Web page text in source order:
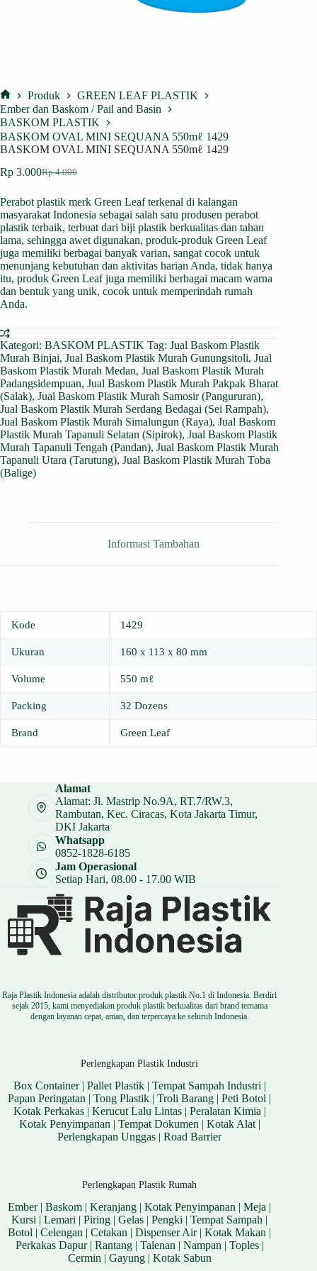
Home
Produk
GREEN LEAF PLASTIK
Ember dan Baskom / Pail and Basin
BASKOM PLASTIK
BASKOM OVAL MINI SEQUANA 550mℓ 1429
BASKOM OVAL MINI SEQUANA 550mℓ 1429
Rp4.000
Harga
adalah:
Rp 4.000.
Rp 3.000Harga
ini
adalah:
Rp 3.000.
Perabot plastik merk Green Leaf terkenal di kalangan
masyarakat Indonesia sebagai salah satu produsen perabot
plastik terbaik, terbuat dari biji plastik berkualitas dan tahan
lama, sehingga awet digunakan, produk-produk Green Leaf
juga memiliki berbagai banyak varian, sangat cocok untuk
menunjang kebutuhan dan aktivitas harian Anda, tidak hanya
itu, produk Green Leaf juga memiliki berbagai macam warna
dan bentuk yang unik, cocok untuk memperindah rumah
Anda.
Kategori: BASKOM PLASTIK Tag: Jual Baskom Plastik
Murah Binjai, Jual Baskom Plastik Murah Gunungsitoli, Jual
Baskom Plastik Murah Medan, Jual Baskom Plastik Murah
Padangsidempuan, Jual Baskom Plastik Murah Pakpak Bharat
(Salak), Jual Baskom Plastik Murah Samosir (Pangururan),
Jual Baskom Plastik Murah Serdang Bedagai (Sei Rampah),
Jual Baskom Plastik Murah Simalungun (Raya), Jual Baskom
Plastik Murah Tapanuli Selatan (Sipirok), Jual Baskom Plastik
Murah Tapanuli Tengah (Pandan), Jual Baskom Plastik Murah
Tapanuli Utara (Tarutung), Jual Baskom Plastik Murah Toba
(Balige)
Informasi Tambahan
Kode 1429
Ukuran 160 x 113 x 80 mm
Volume 550 mℓ
Packing 32 Dozens
Brand Green Leaf
Alamat
Alamat: Jl. Mastrip No.9A, RT.7/RW.3,
Rambutan, Kec. Ciracas, Kota Jakarta Timur,
DKI Jakarta
Whatsapp
0852-1828-6185
Jam Operasional
Setiap Hari, 08.00 - 17.00 WIB
Raja Plastik Indonesia adalah distributor produk plastik No.1 di Indonesia. Berdiri
sejak 2015, kami menyediakan produk plastik berkualitas dari brand ternama
dengan layanan cepat, aman, dan terpercaya ke seluruh Indonesia.
Perlengkapan Plastik Industri
Box Container| Pallet Plastik| Tempat Sampah Industri |
Papan Peringatan |Tong Plastik |Troli Barang |Peti Botol |
Kotak Perkakas| Kerucut Lalu Lintas| Peralatan Kimia |
Kotak Penyimpanan | Tempat Dokumen | Kotak Alat|
Perlengkapan Unggas |Road Barrier
Perlengkapan Plastik Rumah
Ember|Baskom |Keranjang |Kotak Penyimpanan |Meja |
Kursi |Lemari |Piring |Gelas |Pengki |Tempat Sampah |
Botol |Celengan |Cetakan |Dispenser Air|Kotak Makan |
Perkakas Dapur| Rantang| Talenan | Nampan | Toples|
Cermin | Gayung| Kotak Sabun